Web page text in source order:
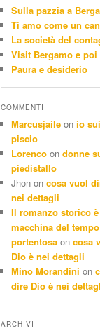
Sulla pazzia a
Ti amo come un
La società del
Visit Bergamo e
Paura e desiderio
COMMENTI
Marcusjaile on io
piscio
Lorenco on donne
piedistallo
Jhon on cosa vuol
nei dettagli
Il romanzo storico
macchina del tempo
portentosa on cosa
Dio è nei dettagli
Mino Morandini on
dire Dio è nei
ARCHIVI